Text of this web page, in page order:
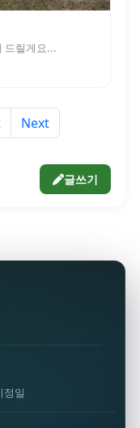
드릴게요...
Next
글쓰기
정일